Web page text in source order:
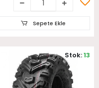
Sepete Ekle
Stok:13